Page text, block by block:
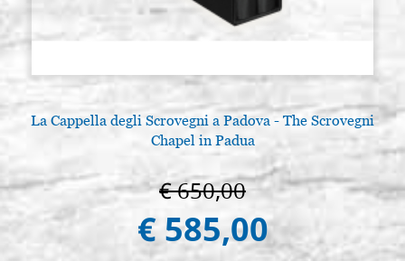
La Cappella degli Scrovegni a Padova - The Scrovegni
Chapel in Padua
€ 650,00
€ 585,00